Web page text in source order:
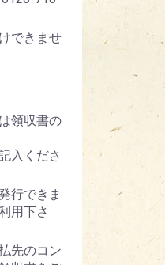
できませ
領収書の
入くださ
行できま
用下さ
先のコン